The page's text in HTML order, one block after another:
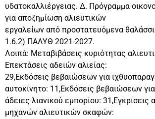
υδατοκαλλιέργειας. Δ. Πρόγραμμα
για αποζημίωση αλιευτικών
εργαλείων από προστατευόμενα
1.6.2) ΠΑΛΥΘ 2021-2027.
Λοιπά: Μεταβιβάσεις κυριότητας
Επεκτάσεις αδειών αλιείας:
29,Εκδόσεις βεβαιώσεων για
αυτοκίνητο: 11,Εκδόσεις βεβαιώσεων για
άδειες λιανικού εμπορίου: 31,Εγκρίσεις
μηχανών αλιευτικών σκαφών: